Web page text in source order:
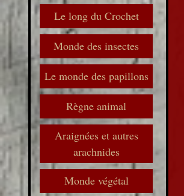
Le long du Crochet
Monde des insectes
Le monde des papillons
Règne animal
Araignées et autres
arachnides
Monde végétal